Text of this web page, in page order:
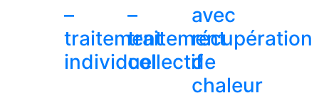
–
traitement
individuel
–
traitement
collectif
avec
récupération
de
chaleur